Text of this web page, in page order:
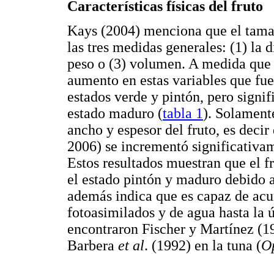
Características físicas del fruto
Kays (2004) menciona que el
las tres medidas generales: (1) la
peso o (3) volumen. A medida
aumento en estas variables que
estados verde y pintón, pero
estado maduro (tabla 1).
ancho y espesor del fruto, es
2006) se incrementó
Estos resultados muestran que el
el estado pintón y maduro debido
además indica que es capaz de
fotoasimilados y de agua hasta la
encontraron Fischer y Martínez
Barbera et al. (1992) en la tuna (